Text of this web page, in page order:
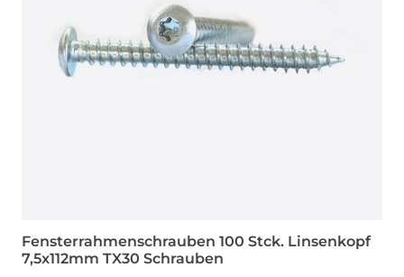
Fensterrahmenschrauben 100 Stck. Linsenkopf
7,5x112mm TX30 Schrauben